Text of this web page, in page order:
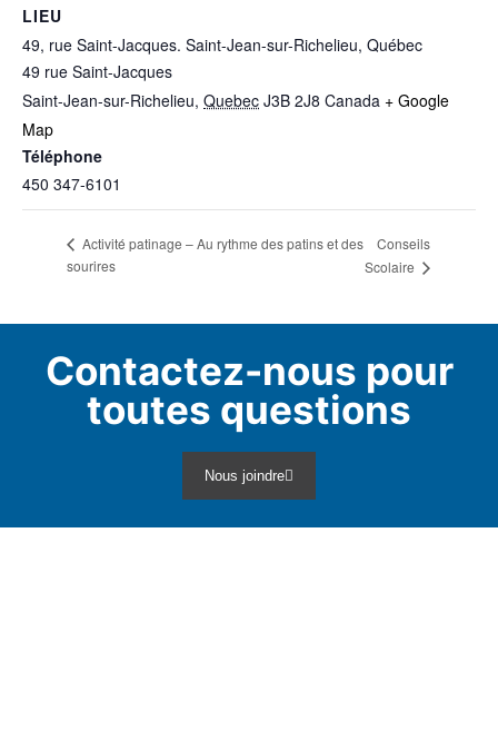
LIEU
49, rue Saint-Jacques. Saint-Jean-sur-Richelieu, Québec
49 rue Saint-Jacques
Saint-Jean-sur-Richelieu, Quebec J3B 2J8 Canada + Google
Map
Téléphone
450 347-6101
Activité patinage – Au rythme des patins et des
sourires
Conseils
Scolaire
Contactez-nous pour
toutes questions
Nous joindre